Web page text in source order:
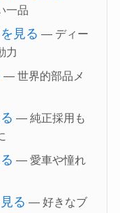
一品
見る — ディー
力
— 世界的部品メ
— 純正採用も
— 愛車や憧れ
る — 好きなブ